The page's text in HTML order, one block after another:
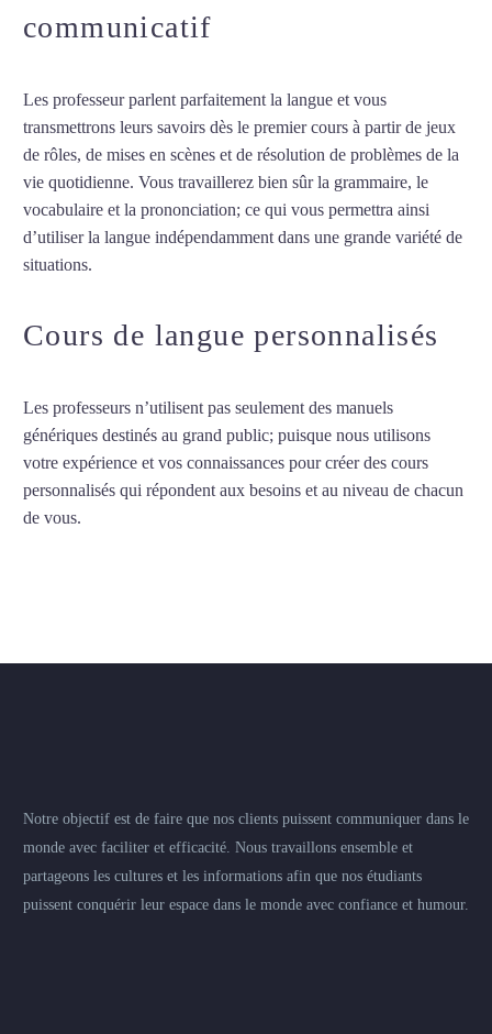
communicatif
Les professeur parlent parfaitement la langue et vous
transmettrons leurs savoirs dès le premier cours à partir de jeux
de rôles, de mises en scènes et de résolution de problèmes de la
vie quotidienne. Vous travaillerez bien sûr la grammaire, le
vocabulaire et la prononciation; ce qui vous permettra ainsi
d’utiliser la langue indépendamment dans une grande variété de
situations.
Cours de langue personnalisés
Les professeurs n’utilisent pas seulement des manuels
génériques destinés au grand public; puisque nous utilisons
votre expérience et vos connaissances pour créer des cours
personnalisés qui répondent aux besoins et au niveau de chacun
de vous.
Notre objectif est de faire que nos clients puissent communiquer dans le
monde avec faciliter et efficacité. Nous travaillons ensemble et
partageons les cultures et les informations afin que nos étudiants
puissent conquérir leur espace dans le monde avec confiance et humour.